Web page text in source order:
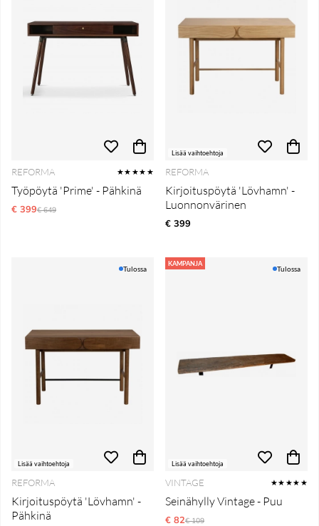
REFORMA ★★★★★
Työpöytä 'Prime' - Pähkinä
€ 399Normaali hinta
€ 649
Lisää vaihtoehtoja
REFORMA
Kirjoituspöytä 'Lövhamn' -
Luonnonvärinen
€ 399
Lisää vaihtoehtoja
Tulossa
REFORMA
Kirjoituspöytä 'Lövhamn' -
Pähkinä
KAMPANJA
Lisää vaihtoehtoja
Tulossa
VINTAGE ★★★★★
Seinähylly Vintage - Puu
€ 82Normaali hinta
€ 109